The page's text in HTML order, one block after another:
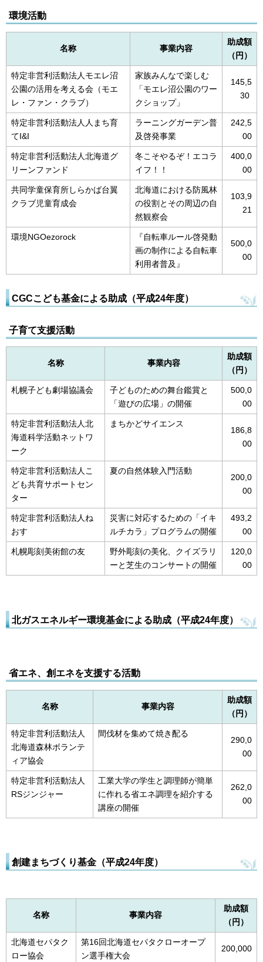
環境活動
名称 事業内容
助成額
（円）
特定非営利活動法人モエレ沼
公園の活用を考える会（モエ
レ・ファン・クラブ）
家族みんなで楽しむ
「モエレ沼公園のワー
クショップ」
145,5
30
特定非営利活動法人人まち育
てI&I
ラーニングガーデン普
及啓発事業
242,5
00
特定非営利活動法人北海道グ
リーンファンド
冬こそやるぞ！エコラ
イフ！！
400,0
00
共同学童保育所しらかば台翼
クラブ児童育成会
北海道における防風林
の役割とその周辺の自
然観察会
103,9
21
環境NGOezorock
『自転車ルール啓発動
画の制作による自転車
利用者普及』
500,0
00
CGCこども基金による助成（平成24年度）
子育て支援活動
名称 事業内容
助成額
（円）
札幌子ども劇場協議会
子どものための舞台鑑賞と
「遊びの広場」の開催
500,0
00
特定非営利活動法人北
海道科学活動ネットワ
ーク
まちかどサイエンス
186,8
00
特定非営利活動法人こ
ども共育サポートセン
ター
夏の自然体験入門活動
200,0
00
特定非営利活動法人ね
おす
災害に対応するための「イキ
ルチカラ」プログラムの開催
493,2
00
札幌彫刻美術館の友
野外彫刻の美化、クイズラリ
ーと芝生のコンサートの開催
120,0
00
北ガスエネルギー環境基金による助成（平成24年度）
省エネ、創エネを支援する活動
名称 事業内容
助成額
（円）
特定非営利活動法人
北海道森林ボランテ
ィア協会
間伐材を集めて焼き配る
290,0
00
特定非営利活動法人
RSジンジャー
工業大学の学生と調理師が簡単
に作れる省エネ調理を紹介する
講座の開催
262,0
00
創建まちづくり基金（平成24年度）
名称 事業内容
助成額
（円）
北海道セパタク
ロー協会
第16回北海道セパタクローオープ
ン選手権大会
200,000